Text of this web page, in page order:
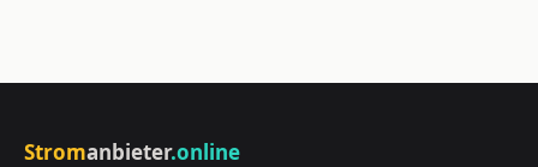
Stromanbieter.online